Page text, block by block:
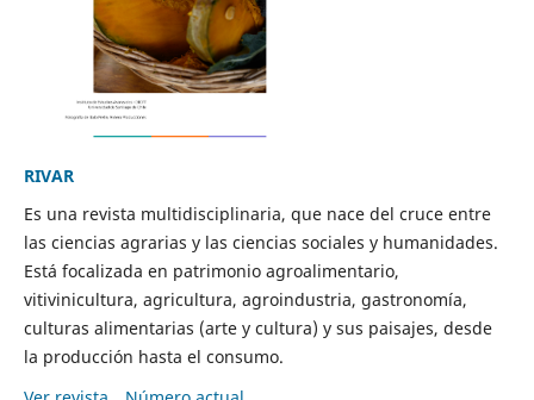
RIVAR
Es una revista multidisciplinaria, que nace del cruce entre
las ciencias agrarias y las ciencias sociales y humanidades.
Está focalizada en patrimonio agroalimentario,
vitivinicultura, agricultura, agroindustria, gastronomía,
culturas alimentarias (arte y cultura) y sus paisajes, desde
la producción hasta el consumo.